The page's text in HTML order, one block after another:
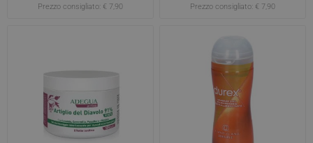
Prezzo consigliato: € 7,90 Prezzo consigliato: € 7,90